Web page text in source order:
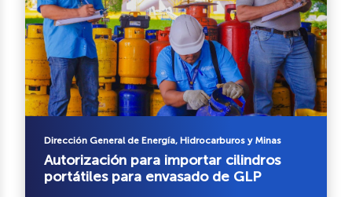
Dirección General de Energía, Hidrocarburos y Minas
Autorización para importar cilindros
portátiles para envasado de GLP